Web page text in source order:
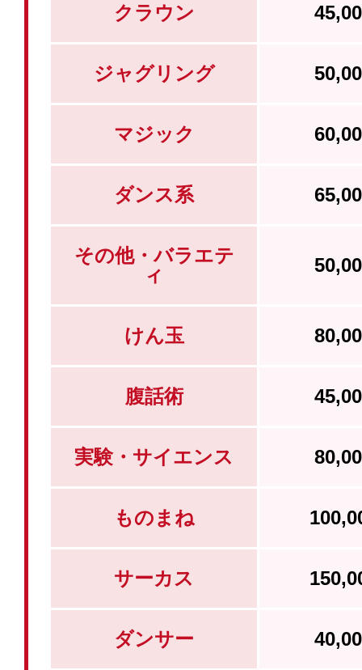
クラウン
ジャグリング
マジック
ダンス系
その他・バラエテ
ィ
けん玉
腹話術
実験・サイエンス
ものまね
サーカス
ダンサー